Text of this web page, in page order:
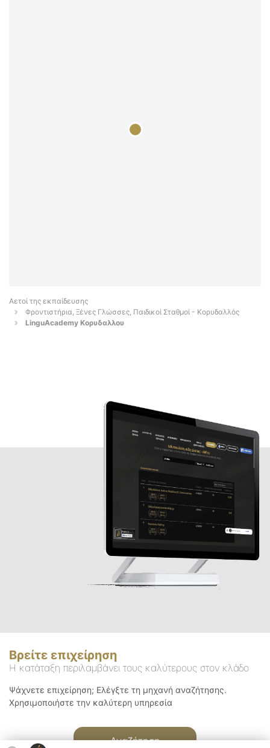
Αετοί της εκπαίδευσης
Φροντιστήρια, Ξένες Γλώσσες, Παιδικοί Σταθμοί - Κορυδαλλός
LinguAcademy Κορυδαλλου
Βρείτε επιχείρηση
Η κατάταξη περιλαμβάνει τους καλύτερους στον κλάδο
Ψάχνετε επιχείρηση; Ελέγξτε τη μηχανή αναζήτησης.
Χρησιμοποιήστε την καλύτερη υπηρεσία
Αναζήτηση